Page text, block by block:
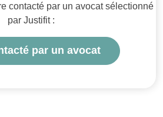
contacté par un avocat sélectionné
par Justifit :
par un avocat